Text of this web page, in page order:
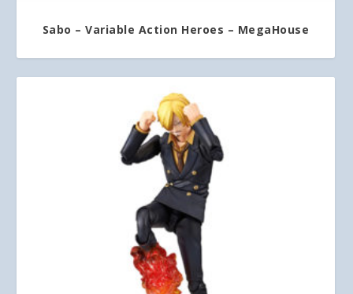
Sabo – Variable Action Heroes – MegaHouse